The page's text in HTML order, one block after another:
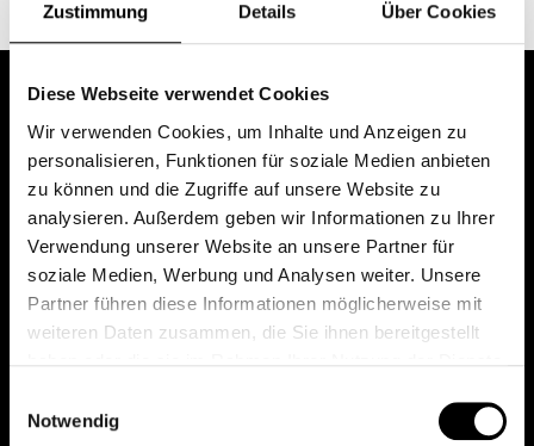
Zustimmung Details Über Cookies
Diese Webseite verwendet Cookies
Wir verwenden Cookies, um Inhalte und Anzeigen zu
personalisieren, Funktionen für soziale Medien anbieten
zu können und die Zugriffe auf unsere Website zu
analysieren. Außerdem geben wir Informationen zu Ihrer
Verwendung unserer Website an unsere Partner für
soziale Medien, Werbung und Analysen weiter. Unsere
Partner führen diese Informationen möglicherweise mit
weiteren Daten zusammen, die Sie ihnen bereitgestellt
Notwendig
Das erste Depot in Österreich mit 0€ Kontoführung,
0€ Ausgabeaufschlag und 0€ Depotgebühren bei
knapp 2000 Fonds und 0€ Orderspesen.